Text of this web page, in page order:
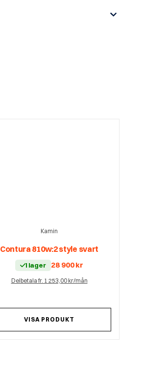
Kamin
Contura 810w:2 style svart
I lager 28 900kr
Delbetala fr. 1 253,00 kr/mån
VISA PRODUKT